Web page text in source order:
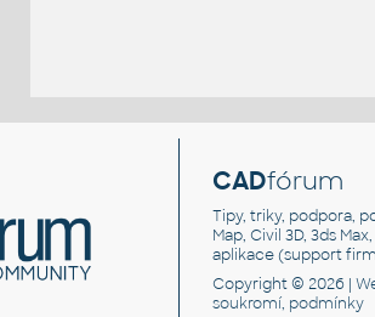
CADfórum
Tipy, triky, podpora,
Map, Civil 3D, 3ds
aplikace (support
Copyright © 2026 |
soukromí, podmínky